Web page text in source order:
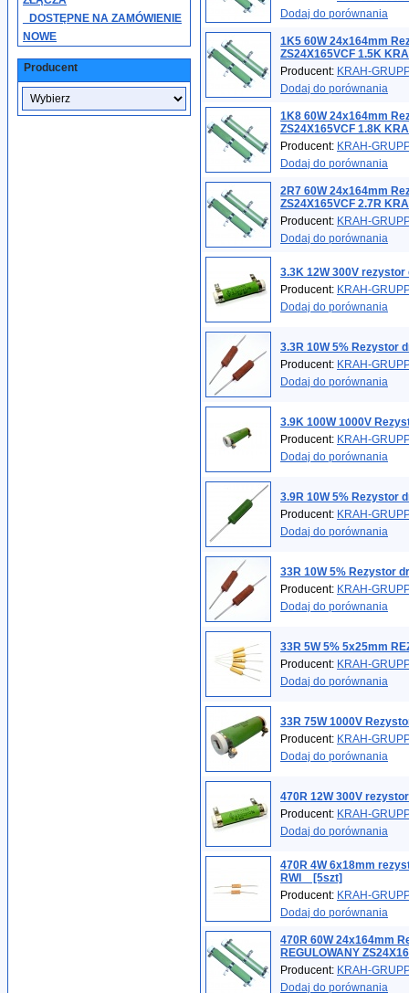
_DOSTĘPNE NA ZAMÓWIENIE
NOWE
Producent
Dodaj do porównania
1K5 60W 24x164mm
ZS24X165VCF 1.5K
Producent: KRAH-
Dodaj do porównania
1K8 60W 24x164mm
ZS24X165VCF 1.8K
Producent: KRAH-
Dodaj do porównania
2R7 60W 24x164mm
ZS24X165VCF 2.7R
Producent: KRAH-
Dodaj do porównania
3.3K 12W 300V
Producent: KRAH-
Dodaj do porównania
3.3R 10W 5% Rezystor
Producent: KRAH-
Dodaj do porównania
3.9K 100W 1000V
Producent: KRAH-
Dodaj do porównania
3.9R 10W 5% Rezystor
Producent: KRAH-
Dodaj do porównania
33R 10W 5% Rezystor
Producent: KRAH-
Dodaj do porównania
33R 5W 5% 5x25mm
Producent: KRAH-
Dodaj do porównania
33R 75W 1000V
Producent: KRAH-
Dodaj do porównania
470R 12W 300V
Producent: KRAH-
Dodaj do porównania
470R 4W 6x18mm
RWI _ [5szt]
Producent: KRAH-
Dodaj do porównania
470R 60W 24x164mm
REGULOWANY
Producent: KRAH-
Dodaj do porównania